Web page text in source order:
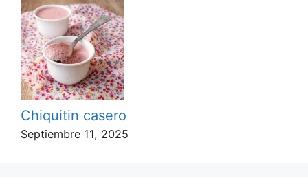
Chiquitin casero
Septiembre 11, 2025